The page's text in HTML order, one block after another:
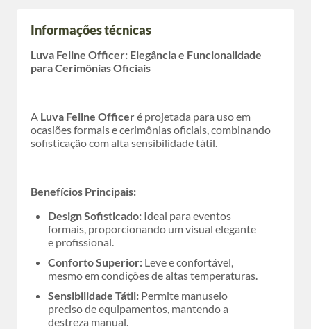
Informações técnicas
Luva Feline Officer: Elegância e Funcionalidade
para Cerimônias Oficiais
A Luva Feline Officeré projetada para uso em
ocasiões formais e cerimônias oficiais, combinando
sofisticação com alta sensibilidade tátil.
Benefícios Principais:
Design Sofisticado: Ideal para eventos
formais, proporcionando um visual elegante
e profissional.
Conforto Superior: Leve e confortável,
mesmo em condições de altas temperaturas.
Sensibilidade Tátil: Permite manuseio
preciso de equipamentos, mantendo a
destreza manual.